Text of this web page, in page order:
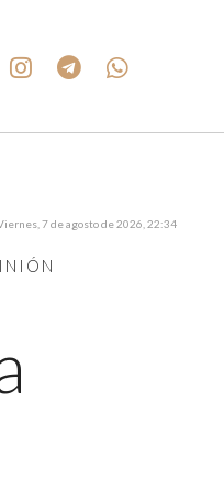
7 de agosto de 2026, 22:34